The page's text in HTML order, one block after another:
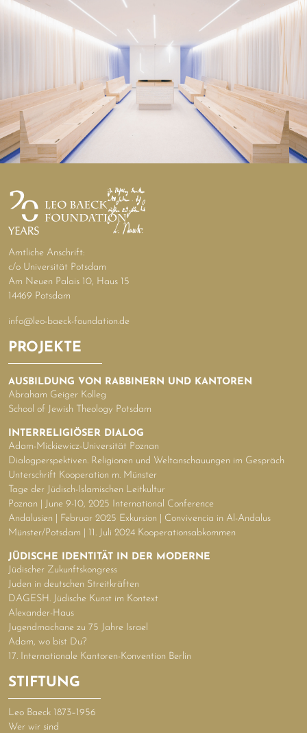
Amtliche Anschrift:
c/o Universität Potsdam
Am Neuen Palais 10, Haus 15
14469 Potsdam
info@leo-baeck-foundation.de
PROJEKTE
AUSBILDUNG VON RABBINERN UND KANTOREN
Abraham Geiger Kolleg
School of Jewish Theology Potsdam
INTERRELIGIÖSER DIALOG
Adam-Mickiewicz-Universität Poznan
Dialogperspektiven. Religionen und Weltanschauungen im Gespräch
Unterschrift Kooperation m. Münster
Tage der Jüdisch-Islamischen Leitkultur
Poznan | June 9-10, 2025 International Conference
Andalusien | Februar 2025 Exkursion | Convivencia in Al-Andalus
Münster/Potsdam | 11. Juli 2024 Kooperationsabkommen
JÜDISCHE IDENTITÄT IN DER MODERNE
Jüdischer Zukunftskongress
Juden in deutschen Streitkräften
DAGESH. Jüdische Kunst im Kontext
Alexander-Haus
Jugendmachane zu 75 Jahre Israel
Adam, wo bist Du?
17. Internationale Kantoren-Konvention Berlin
STIFTUNG
Leo Baeck 1873–1956
Wer wir sind